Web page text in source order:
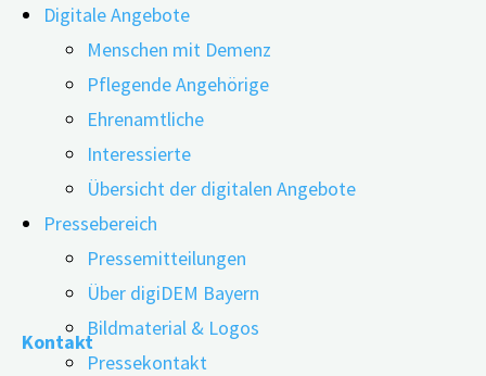
Digitale Angebote
Menschen mit Demenz
Pflegende Angehörige
Ehrenamtliche
Interessierte
Übersicht der digitalen Angebote
Pressebereich
Pressemitteilungen
Über digiDEM Bayern
Bildmaterial & Logos
Pressekontakt
Robotern – bei vielen löst dieses Bild ein mulmiges
Gefühl aus. Eine Studie kommt allerdings zu positiven
Ergebnissen: Insbesondere durch den Einsatz von
Gesprächsstrategien hätten die Probanden die
Unterhaltungen mit Robotern genossen und seien sogar
zu längeren Gesprächen animiert worden. Grundsätzlich
haben Roboter nach …
weiterlesen
"Gesprächsstrategien
für
Roboter
Kontakt